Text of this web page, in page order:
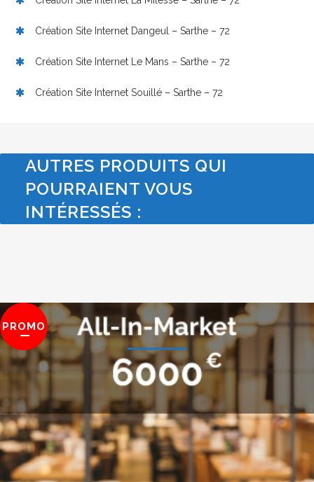
Création Site Internet Dangeul – Sarthe – 72
Création Site Internet Le Mans – Sarthe – 72
Création Site Internet Souillé – Sarthe – 72
AUTRES PRODUITS QUI
POURRAIENT VOUS
INTÉRESSÉS :
PROMO